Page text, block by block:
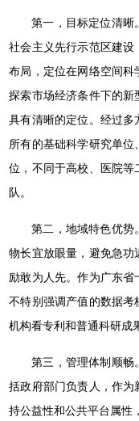
第一，目标定位清晰
社会主义先行示范区建
布局，定位在网络空间科
探索市场经济条件下的新
具有清晰的定位。经过多
所有的基础科学研究单
位，不同于高校、医院等
队。
第二，地域特色优势
物长宜放眼量，避免急
励敢为人先。作为广东
不特别强调产值的数据
机构看专利和普通科研成
第三，管理体制顺畅
括政府部门负责人，作为
持公益性和公共平台属性